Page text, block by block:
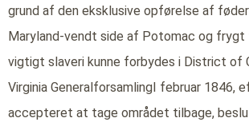
grund af den eksklusive opførelse af
Maryland-vendt side af Potomac og frygt
vigtigt slaveri kunne forbydes i District of
Virginia GeneralforsamlingI februar 1846,
accepteret at tage området tilbage,